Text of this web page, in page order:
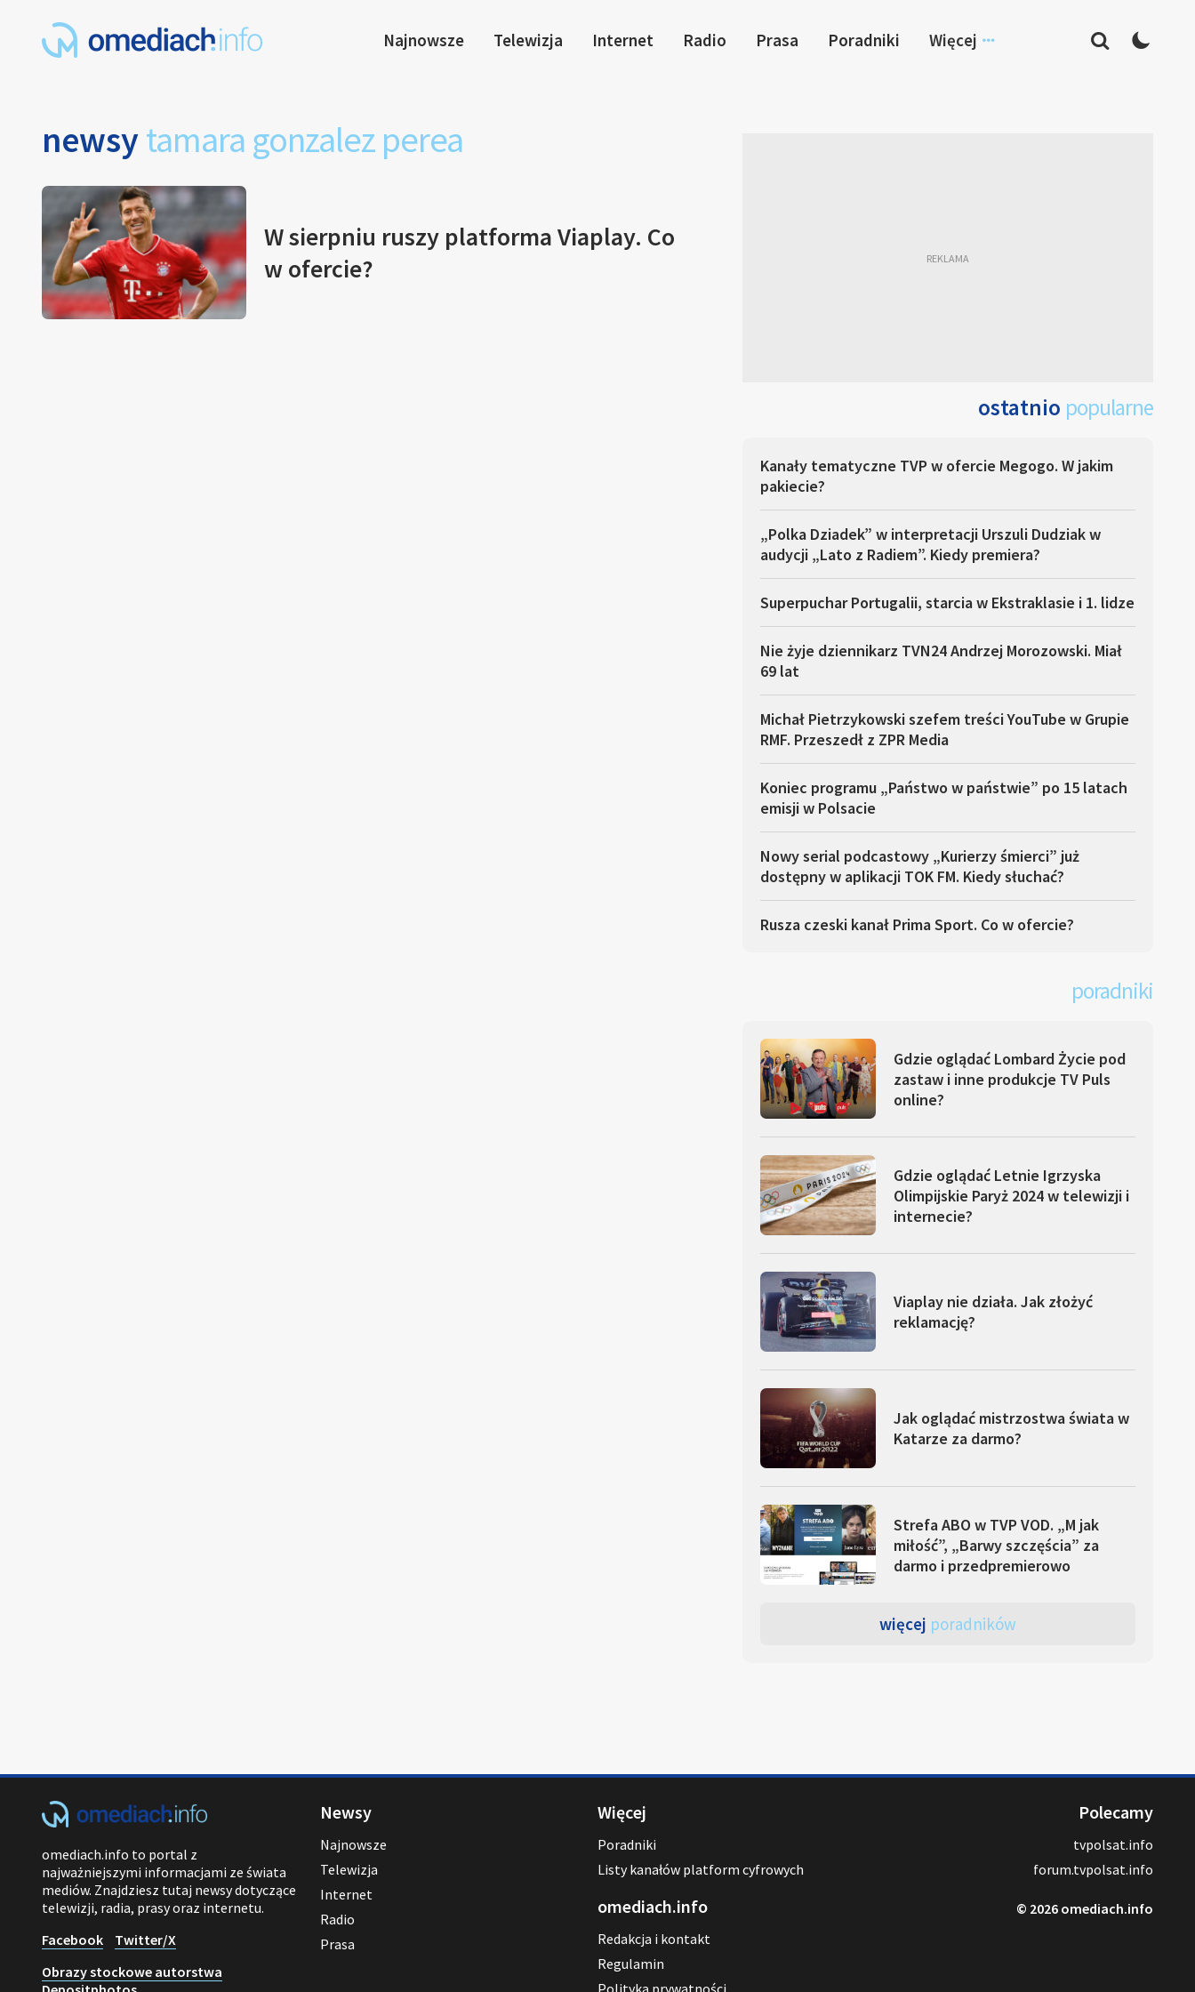
Najnowsze Telewizja Internet Radio Prasa Poradniki Więcej
newsytamara gonzalez perea
W sierpniu ruszy platforma Viaplay. Co
w ofercie?
ostatnio popularne
Kanały tematyczne TVP w ofercie Megogo. W jakim
pakiecie?
„Polka Dziadek” w interpretacji Urszuli Dudziak w
audycji „Lato z Radiem”. Kiedy premiera?
Superpuchar Portugalii, starcia w Ekstraklasie i 1. lidze
Nie żyje dziennikarz TVN24 Andrzej Morozowski. Miał
69 lat
Michał Pietrzykowski szefem treści YouTube w Grupie
RMF. Przeszedł z ZPR Media
Koniec programu „Państwo w państwie” po 15 latach
emisji w Polsacie
Nowy serial podcastowy „Kurierzy śmierci” już
dostępny w aplikacji TOK FM. Kiedy słuchać?
Rusza czeski kanał Prima Sport. Co w ofercie?
poradniki
Gdzie oglądać Lombard Życie pod
zastaw i inne produkcje TV Puls
online?
Gdzie oglądać Letnie Igrzyska
Olimpijskie Paryż 2024 w telewizji i
internecie?
Viaplay nie działa. Jak złożyć
reklamację?
Jak oglądać mistrzostwa świata w
Katarze za darmo?
Strefa ABO w TVP VOD. „M jak
miłość”, „Barwy szczęścia” za
darmo i przedpremierowo
więcej poradników
omediach.info to portal z
najważniejszymi informacjami ze świata
mediów. Znajdziesz tutaj newsy dotyczące
telewizji, radia, prasy oraz internetu.
Facebook
Twitter/X
Obrazy stockowe autorstwa
Newsy
Najnowsze
Telewizja
Internet
Radio
Prasa
Więcej
Poradniki
Listy kanałów platform cyfrowych
omediach.info
Redakcja i kontakt
Regulamin
Polityka prywatności
Polecamy
tvpolsat.info
forum.tvpolsat.info
© 2026 omediach.info